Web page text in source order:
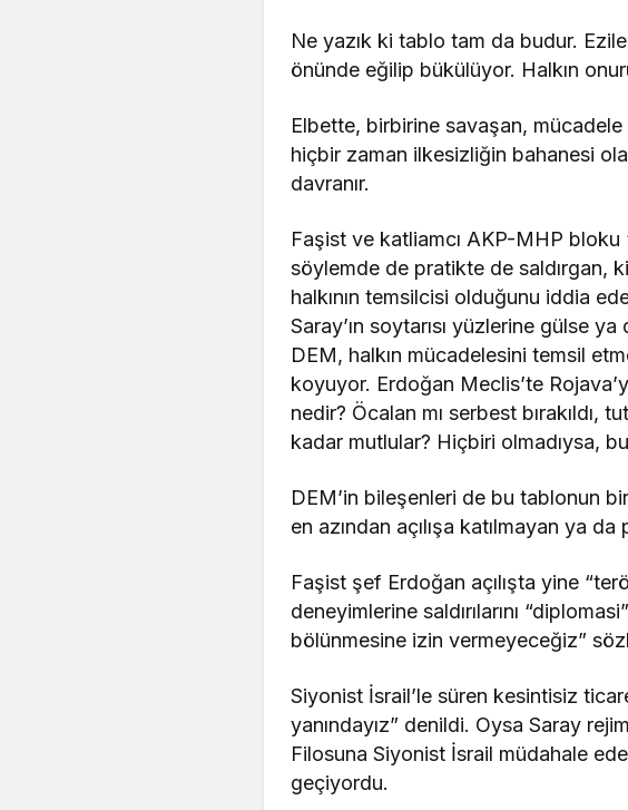
Ne yazık ki tablo tam da budur.
önünde eğilip bükülüyor. Halkın
Elbette, birbirine savaşan,
hiçbir zaman ilkesizliğin bahanesi
davranır.
Faşist ve katliamcı AKP-MHP bloku
söylemde de pratikte de saldırgan,
halkının temsilcisi olduğunu iddia
Saray’ın soytarısı yüzlerine gülse
DEM, halkın mücadelesini temsil
koyuyor. Erdoğan Meclis’te
nedir? Öcalan mı serbest bırakıldı,
kadar mutlular? Hiçbiri olmadıysa,
DEM’in bileşenleri de bu tablonun
en azından açılışa katılmayan ya
Faşist şef Erdoğan açılışta yine
deneyimlerine saldırılarını
bölünmesine izin vermeyeceğiz”
Siyonist İsrail’le süren kesintisiz
yanındayız” denildi. Oysa Saray
Filosuna Siyonist İsrail müdahale
geçiyordu.